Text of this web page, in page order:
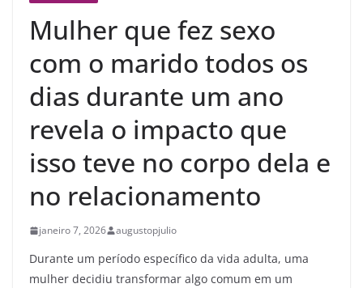
Mulher que fez sexo
com o marido todos os
dias durante um ano
revela o impacto que
isso teve no corpo dela e
no relacionamento
janeiro 7, 2026 augustopjulio
Durante um período específico da vida adulta, uma
mulher decidiu transformar algo comum em um